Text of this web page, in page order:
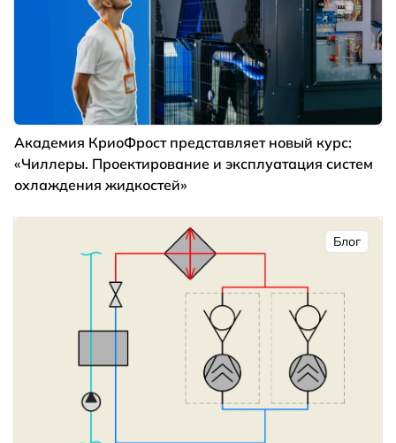
Академия КриоФрост представляет новый курс:
«Чиллеры. Проектирование и эксплуатация систем
охлаждения жидкостей»
Блог